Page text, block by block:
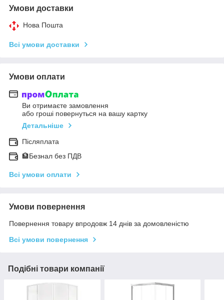
Умови доставки
Нова Пошта
Всі умови доставки
Умови оплати
Ви отримаєте замовлення
або гроші повернуться на вашу картку
Детальніше
Післяплата
🏦Безнал без ПДВ
Всі умови оплати
Умови повернення
Повернення товару впродовж 14 днів за домовленістю
Всі умови повернення
Подібні товари компанії